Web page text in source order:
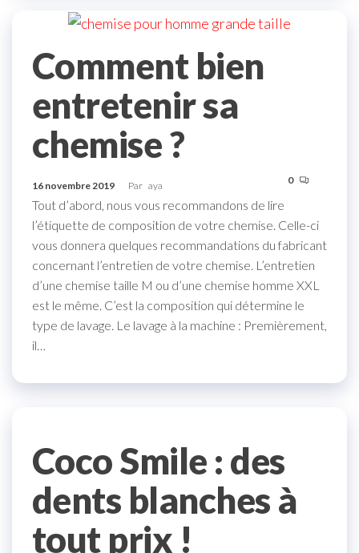
Comment bien
entretenir sa
chemise ?
16 novembre 2019 Par aya 0
Tout d’abord, nous vous recommandons de lire
l’étiquette de composition de votre chemise. Celle-ci
vous donnera quelques recommandations du fabricant
concernant l’entretien de votre chemise. L’entretien
d’une chemise taille M ou d’une chemise homme XXL
est le même. C’est la composition qui détermine le
type de lavage. Le lavage à la machine : Premièrement,
il…
Coco Smile : des
dents blanches à
tout prix !